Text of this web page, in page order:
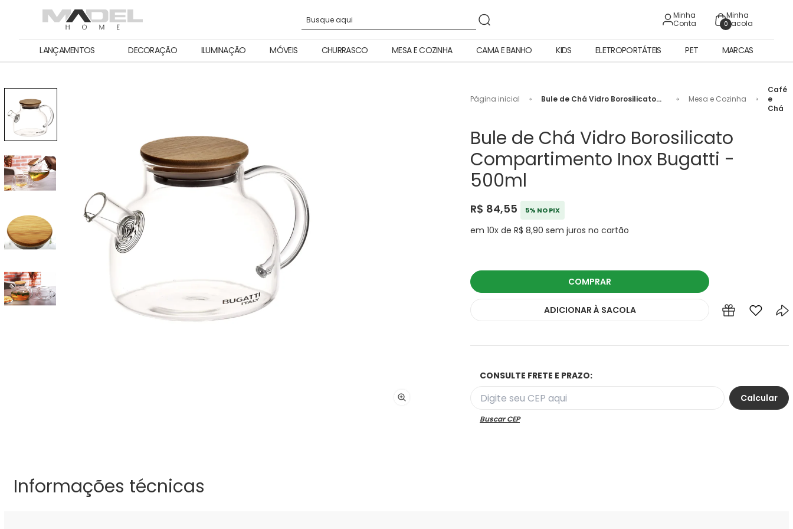
Minha
Conta
0
Minha
Sacola
LANÇAMENTOS DECORAÇÃO ILUMINAÇÃO MÓVEIS CHURRASCO MESA E COZINHA CAMA E BANHO KIDS ELETROPORTÁTEIS PET MARCAS
Página inicial
Bule de Chá Vidro Borosilicato
Mesa e Cozinha
Café
e
Chá
Bule de Chá Vidro Borosilicato
Compartimento Inox Bugatti -
500ml
R$ 84,55 5% NO PIX
em 10x de R$ 8,90 sem juros no cartão
COMPRAR
ADICIONAR À SACOLA
CONSULTE FRETE E PRAZO:
Buscar CEP
Informações técnicas